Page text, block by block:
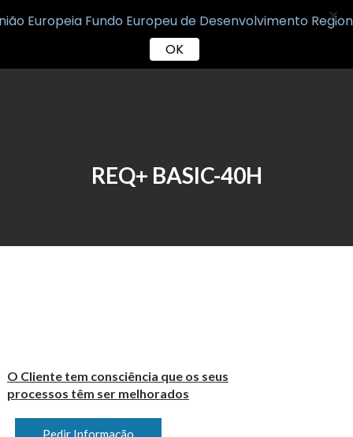
REQ+ BASIC-40H
O Cliente tem consciência que os seus
processos têm ser melhorados
Pedir Informação
OK
X